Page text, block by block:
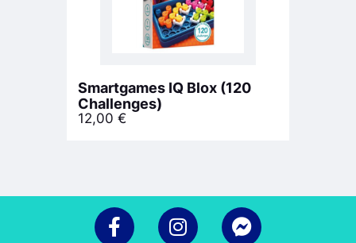
Smartgames IQ Blox (120
Challenges)
12,00 €